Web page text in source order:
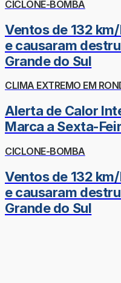
CICLONE-BOMBA
Ventos de 132
e causaram
Grande do Sul
CLIMA EXTREMO EM
Alerta de Calor
Marca a Sexta-
CICLONE-BOMBA
Ventos de 132
e causaram
Grande do Sul